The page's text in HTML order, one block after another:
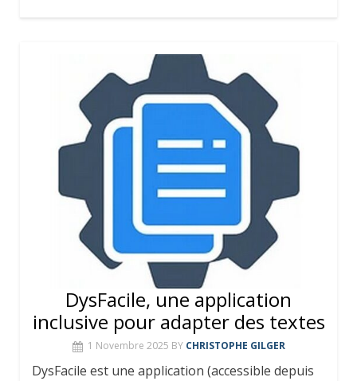
DysFacile, une application
inclusive pour adapter des textes
1 Novembre 2025 BY CHRISTOPHE GILGER
DysFacile est une application (accessible depuis